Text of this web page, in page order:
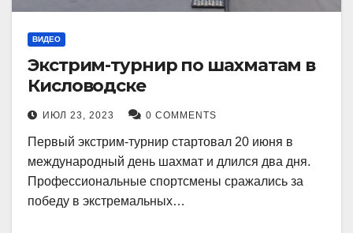
ВИДЕО
Экстрим-турнир по шахматам в
Кисловодске
ИЮЛ 23, 2023 0 COMMENTS
Первый экстрим-турнир стартовал 20 июня в
международный день шахмат и длился два дня.
Профессиональные спортсмены сражались за
победу в экстремальных…